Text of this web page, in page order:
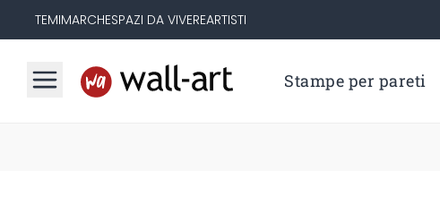
TEMIMARCHESPAZI DA VIVEREARTISTI
Stampe per pareti